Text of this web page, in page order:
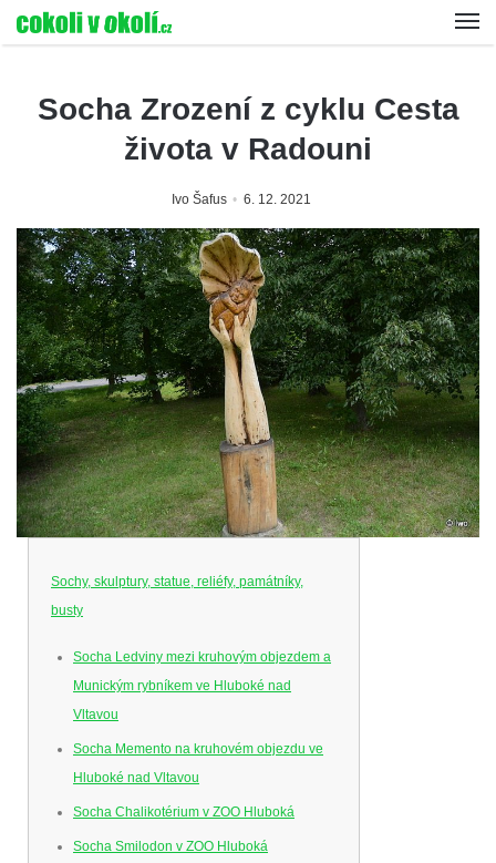
Socha Zrození z cyklu Cesta
života v Radouni
Ivo Šafus 6. 12. 2021
Sochy, skulptury, statue, reliéfy, památníky,
busty
Socha Ledviny mezi kruhovým objezdem a
Munickým rybníkem ve Hluboké nad
Vltavou
Socha Memento na kruhovém objezdu ve
Hluboké nad Vltavou
Socha Chalikotérium v ZOO Hluboká
Socha Smilodon v ZOO Hluboká